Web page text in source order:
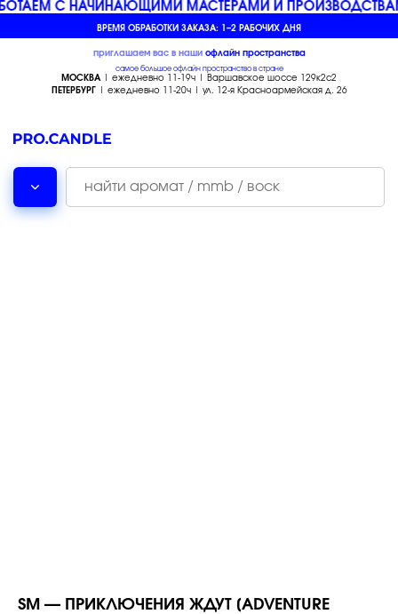
С НАЧИНАЮЩИМИ МАСТЕРАМИ И
ВРЕМЯ ОБРАБОТКИ ЗАКАЗА: 1–2 РАБОЧИХ ДНЯ
приглашаем вас в наши офлайн пространства
самое большое офлайн пространство в стране
МОСКВА| ежедневно 11-19ч | Варшавское шоссе 129к2с2
ПЕТЕРБУРГ| ежедневно 11-20ч | ул. 12-я Красноармейская д. 26
SM — ПРИКЛЮЧЕНИЯ ЖДУТ [ADVENTURE